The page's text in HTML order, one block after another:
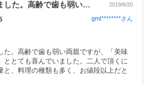
父の日に送りました。高齢で歯も弱い両親… 2019/6/20
gml********さん
た。高齢で歯も弱い両親ですが、「美味
ととても喜んでいました。二人で頂くに
と、料理の種類も多く、お値段以上だと